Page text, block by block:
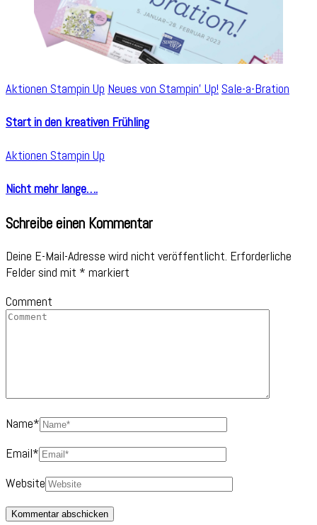
Aktionen Stampin Up Neues von Stampin' Up! Sale-a-Bration
Start in den kreativen Frühling
Aktionen Stampin Up
Nicht mehr lange….
Schreibe einen Kommentar
Deine E-Mail-Adresse wird nicht veröffentlicht. Erforderliche
Felder sind mit * markiert
Comment
Name*
Email*
Website